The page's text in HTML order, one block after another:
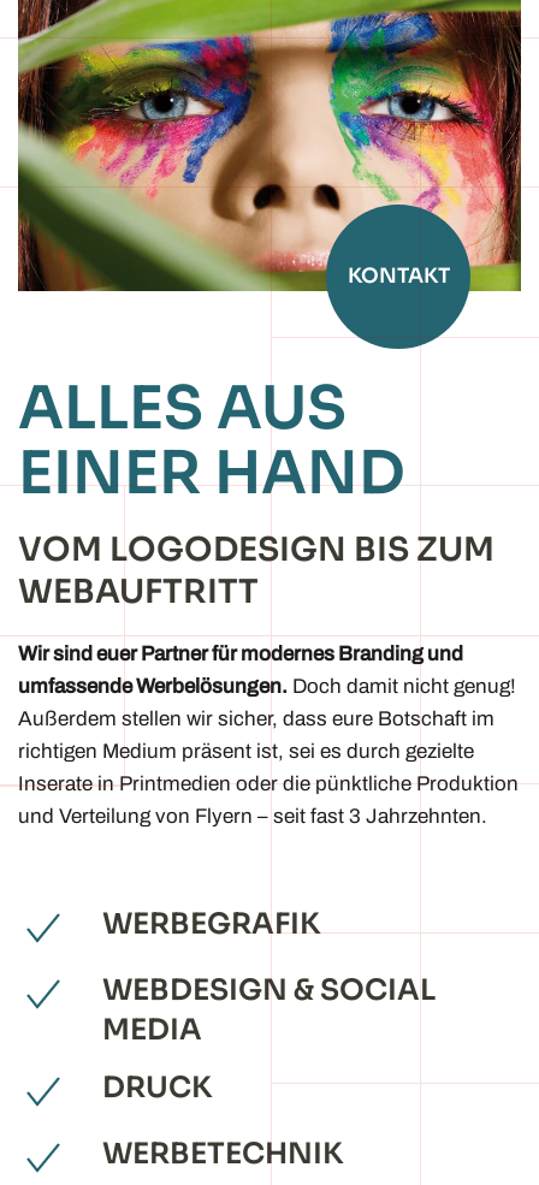
KONTAKT
ALLES AUS
EINER HAND
VOM LOGODESIGN BIS ZUM
WEBAUFTRITT
Wir sind euer Partner für modernes Branding und
umfassende Werbelösungen. Doch damit nicht genug!
Außerdem stellen wir sicher, dass eure Botschaft im
richtigen Medium präsent ist, sei es durch gezielte
Inserate in Printmedien oder die pünktliche Produktion
und Verteilung von Flyern – seit fast 3 Jahrzehnten.
WERBEGRAFIK
WEBDESIGN & SOCIAL
MEDIA
DRUCK
WERBETECHNIK